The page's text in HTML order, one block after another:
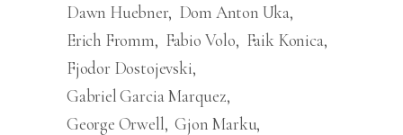
Dawn Huebner Dom Anton Uka
Erich Fromm
Fabio Volo
Faik Konica
Fjodor Dostojevski
Gabriel Garcia Marquez
George Orwell Gjon Marku